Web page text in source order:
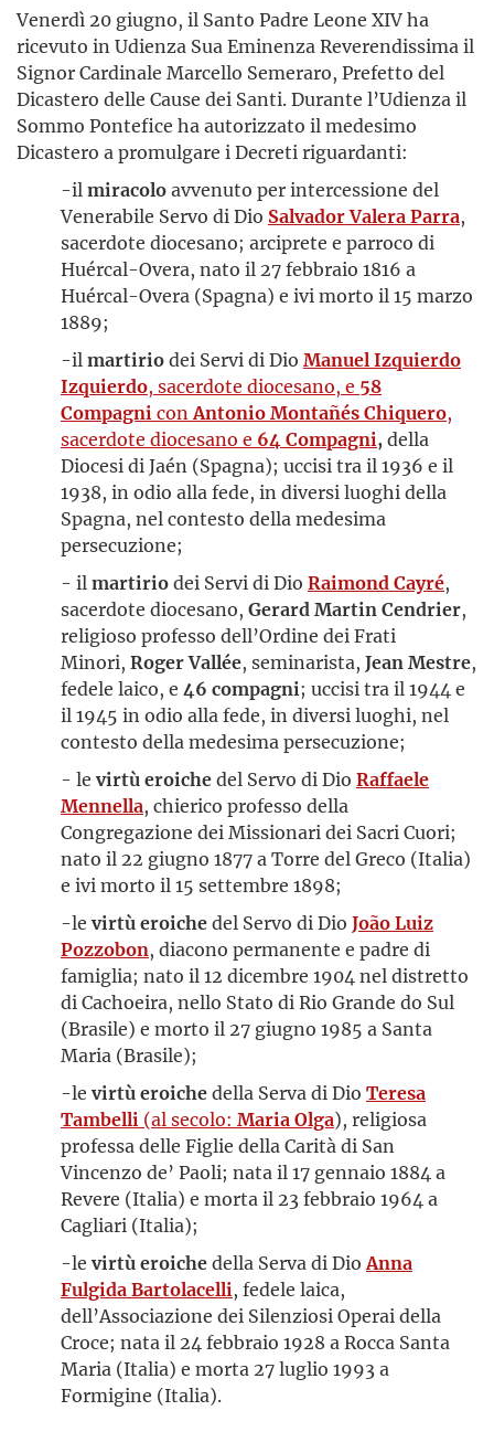
Venerdì 20 giugno, il Santo Padre Leone XIV ha
ricevuto in Udienza Sua Eminenza Reverendissima il
Signor Cardinale Marcello Semeraro, Prefetto del
Dicastero delle Cause dei Santi. Durante l’Udienza il
Sommo Pontefice ha autorizzato il medesimo
Dicastero a promulgare i Decreti riguardanti:
-il miracoloavvenuto per intercessione del
Venerabile Servo di Dio Salvador Valera Parra,
sacerdote diocesano; arciprete e parroco di
Huércal-Overa, nato il 27 febbraio 1816 a
Huércal-Overa (Spagna) e ivi morto il 15 marzo
1889;
-il martiriodei Servi di Dio Manuel Izquierdo
Izquierdo, sacerdote diocesano, e 58
Compagni con Antonio Montañés Chiquero,
sacerdote diocesano e 64 Compagni, della
Diocesi di Jaén (Spagna); uccisi tra il 1936 e il
1938, in odio alla fede, in diversi luoghi della
Spagna, nel contesto della medesima
persecuzione;
- il martiriodei Servi di Dio Raimond Cayré,
sacerdote diocesano, Gerard Martin Cendrier,
religioso professo dell’Ordine dei Frati
Minori, Roger Vallée, seminarista, Jean Mestre,
fedele laico, e 46 compagni; uccisi tra il 1944 e
il 1945 in odio alla fede, in diversi luoghi, nel
contesto della medesima persecuzione;
- le virtù eroichedel Servo di Dio Raffaele
Mennella, chierico professo della
Congregazione dei Missionari dei Sacri Cuori;
nato il 22 giugno 1877 a Torre del Greco (Italia)
e ivi morto il 15 settembre 1898;
-le virtù eroichedel Servo di Dio João Luiz
Pozzobon, diacono permanente e padre di
famiglia; nato il 12 dicembre 1904 nel distretto
di Cachoeira, nello Stato di Rio Grande do Sul
(Brasile) e morto il 27 giugno 1985 a Santa
Maria (Brasile);
-le virtù eroichedella Serva di Dio Teresa
Tambelli (al secolo: Maria Olga), religiosa
professa delle Figlie della Carità di San
Vincenzo de’ Paoli; nata il 17 gennaio 1884 a
Revere (Italia) e morta il 23 febbraio 1964 a
Cagliari (Italia);
-le virtù eroichedella Serva di Dio Anna
Fulgida Bartolacelli, fedele laica,
dell’Associazione dei Silenziosi Operai della
Croce; nata il 24 febbraio 1928 a Rocca Santa
Maria (Italia) e morta 27 luglio 1993 a
Formigine (Italia).